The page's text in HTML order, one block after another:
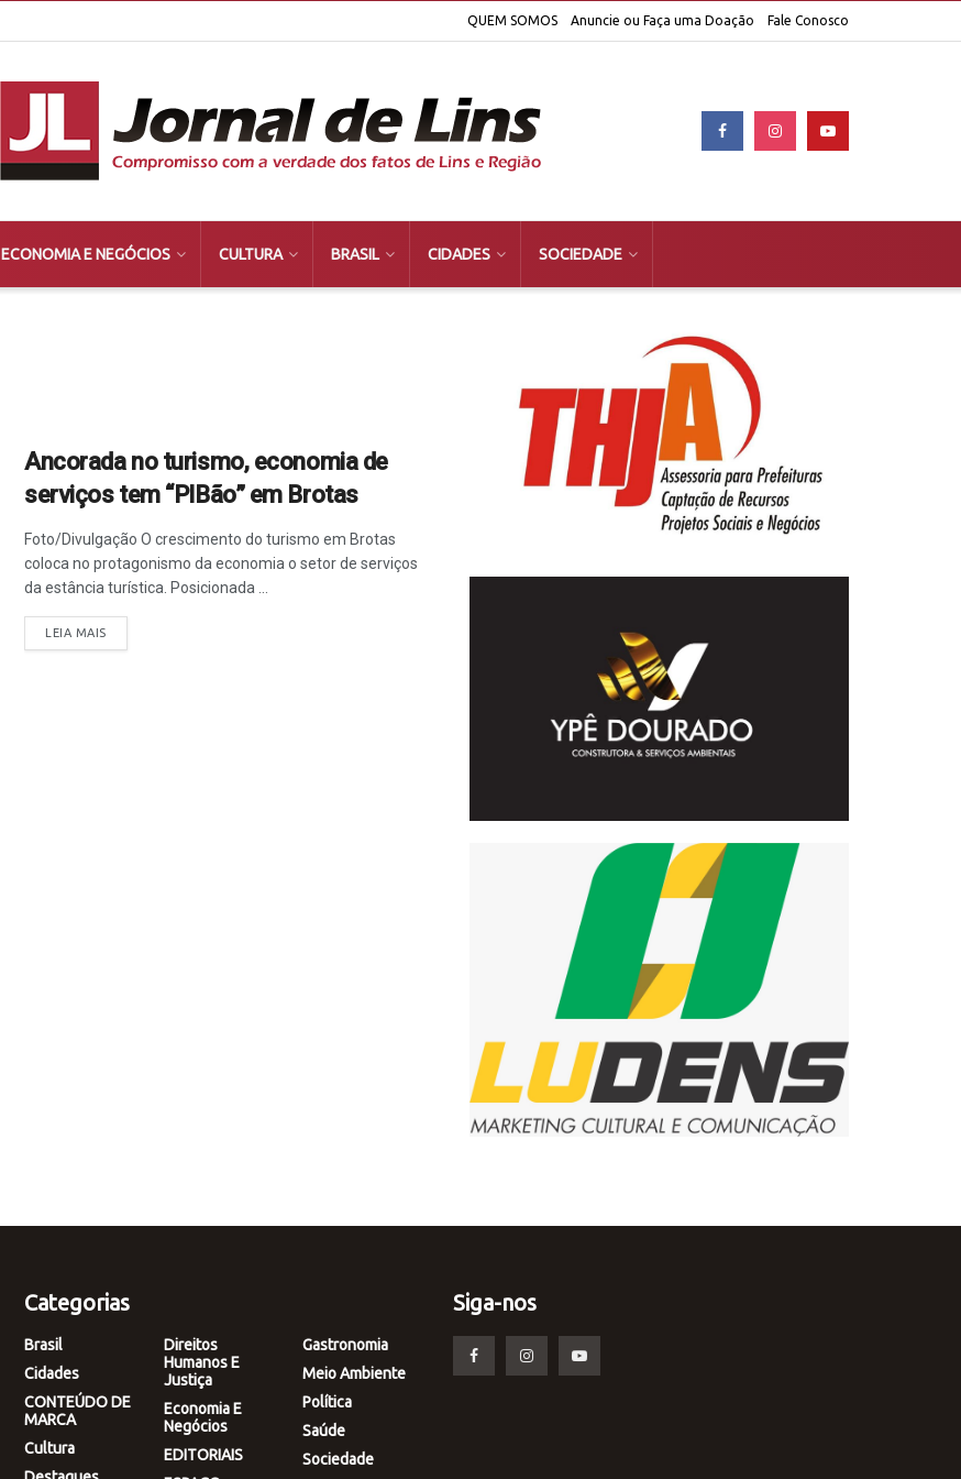
QUEM SOMOS Anuncie ou Faça uma Doação Fale Conosco
ECONOMIA E NEGÓCIOS CULTURA BRASIL CIDADES SOCIEDADE
Ancorada no turismo, economia de
serviços tem “PIBão” em Brotas
Foto/Divulgação O crescimento do turismo em Brotas
coloca no protagonismo da economia o setor de serviços
da estância turística. Posicionada ...
LEIA MAIS
Categorias
Brasil
Cidades
CONTEÚDO DE
MARCA
Cultura
Direitos
Humanos E
Justiça
Economia E
Negócios
EDITORIAIS
Gastronomia
Meio Ambiente
Política
Saúde
Sociedade
Siga-nos